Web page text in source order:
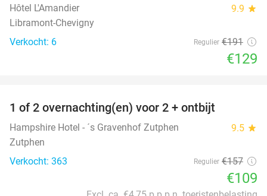
Hôtel L'Amandier 9.9 star
Libramont-Chevigny
Verkocht: 6
Regulier €191
€129
1 of 2 overnachting(en) voor 2 + ontbijt
Hampshire Hotel - ´s Gravenhof Zutphen 9.5 star
Zutphen
Verkocht: 363
Regulier €157
€109